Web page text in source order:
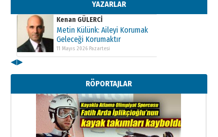
YAZARLAR
11 Mayıs 2026 Pazartesi
Kenan GÜLERCİ
Metin Külünk: Aileyi Korumak
Geleceği Korumaktır
11 Mayıs 2026 Pazartesi
Metin Külünk: Aileyi Korumak
Geleceği Korumaktır
11 Mayıs 2026 Pazartesi
◀▶
RÖPORTAJLAR